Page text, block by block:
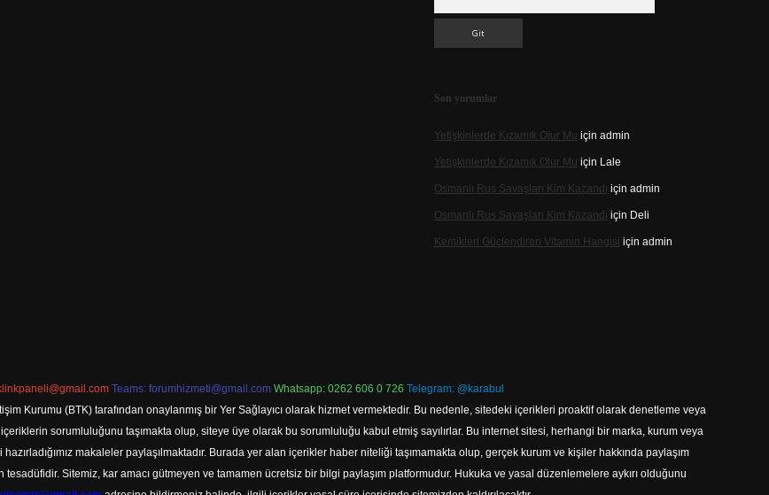
Son yorumlar
Yetişkinlerde Kızamık Olur Mu için admin
Yetişkinlerde Kızamık Olur Mu için Lale
Osmanlı Rus Savaşları Kim Kazandı için admin
Osmanlı Rus Savaşları Kim Kazandı için Deli
Kemikleri Güçlendiren Vitamin Hangisi için admin
Teams: forumhizmeti@gmail.com Whatsapp: 0262 606 0 726 Telegram: @karabul
Kurumu (BTK) tarafından onaylanmış bir Yer Sağlayıcı olarak hizmet vermektedir. Bu nedenle, sitedeki içerikleri proaktif olarak denetleme veya
sorumluluğunu taşımakta olup, siteye üye olarak bu sorumluluğu kabul etmiş sayılırlar. Bu internet sitesi, herhangi bir marka, kurum veya
makaleler paylaşılmaktadır. Burada yer alan içerikler haber niteliği taşımamakta olup, gerçek kurum ve kişiler hakkında paylaşım
Sitemiz, kar amacı gütmeyen ve tamamen ücretsiz bir bilgi paylaşım platformudur. Hukuka ve yasal düzenlemelere aykırı olduğunu